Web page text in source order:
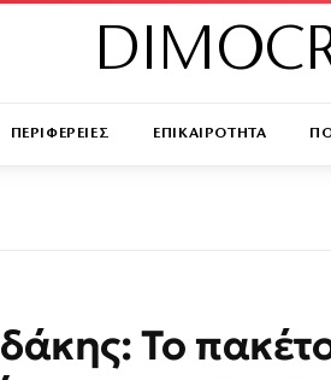
ΠΕΡΙΦΕΡΕΙΕΣ ΕΠΙΚΑΙΡΟΤΗΤΑ
Το